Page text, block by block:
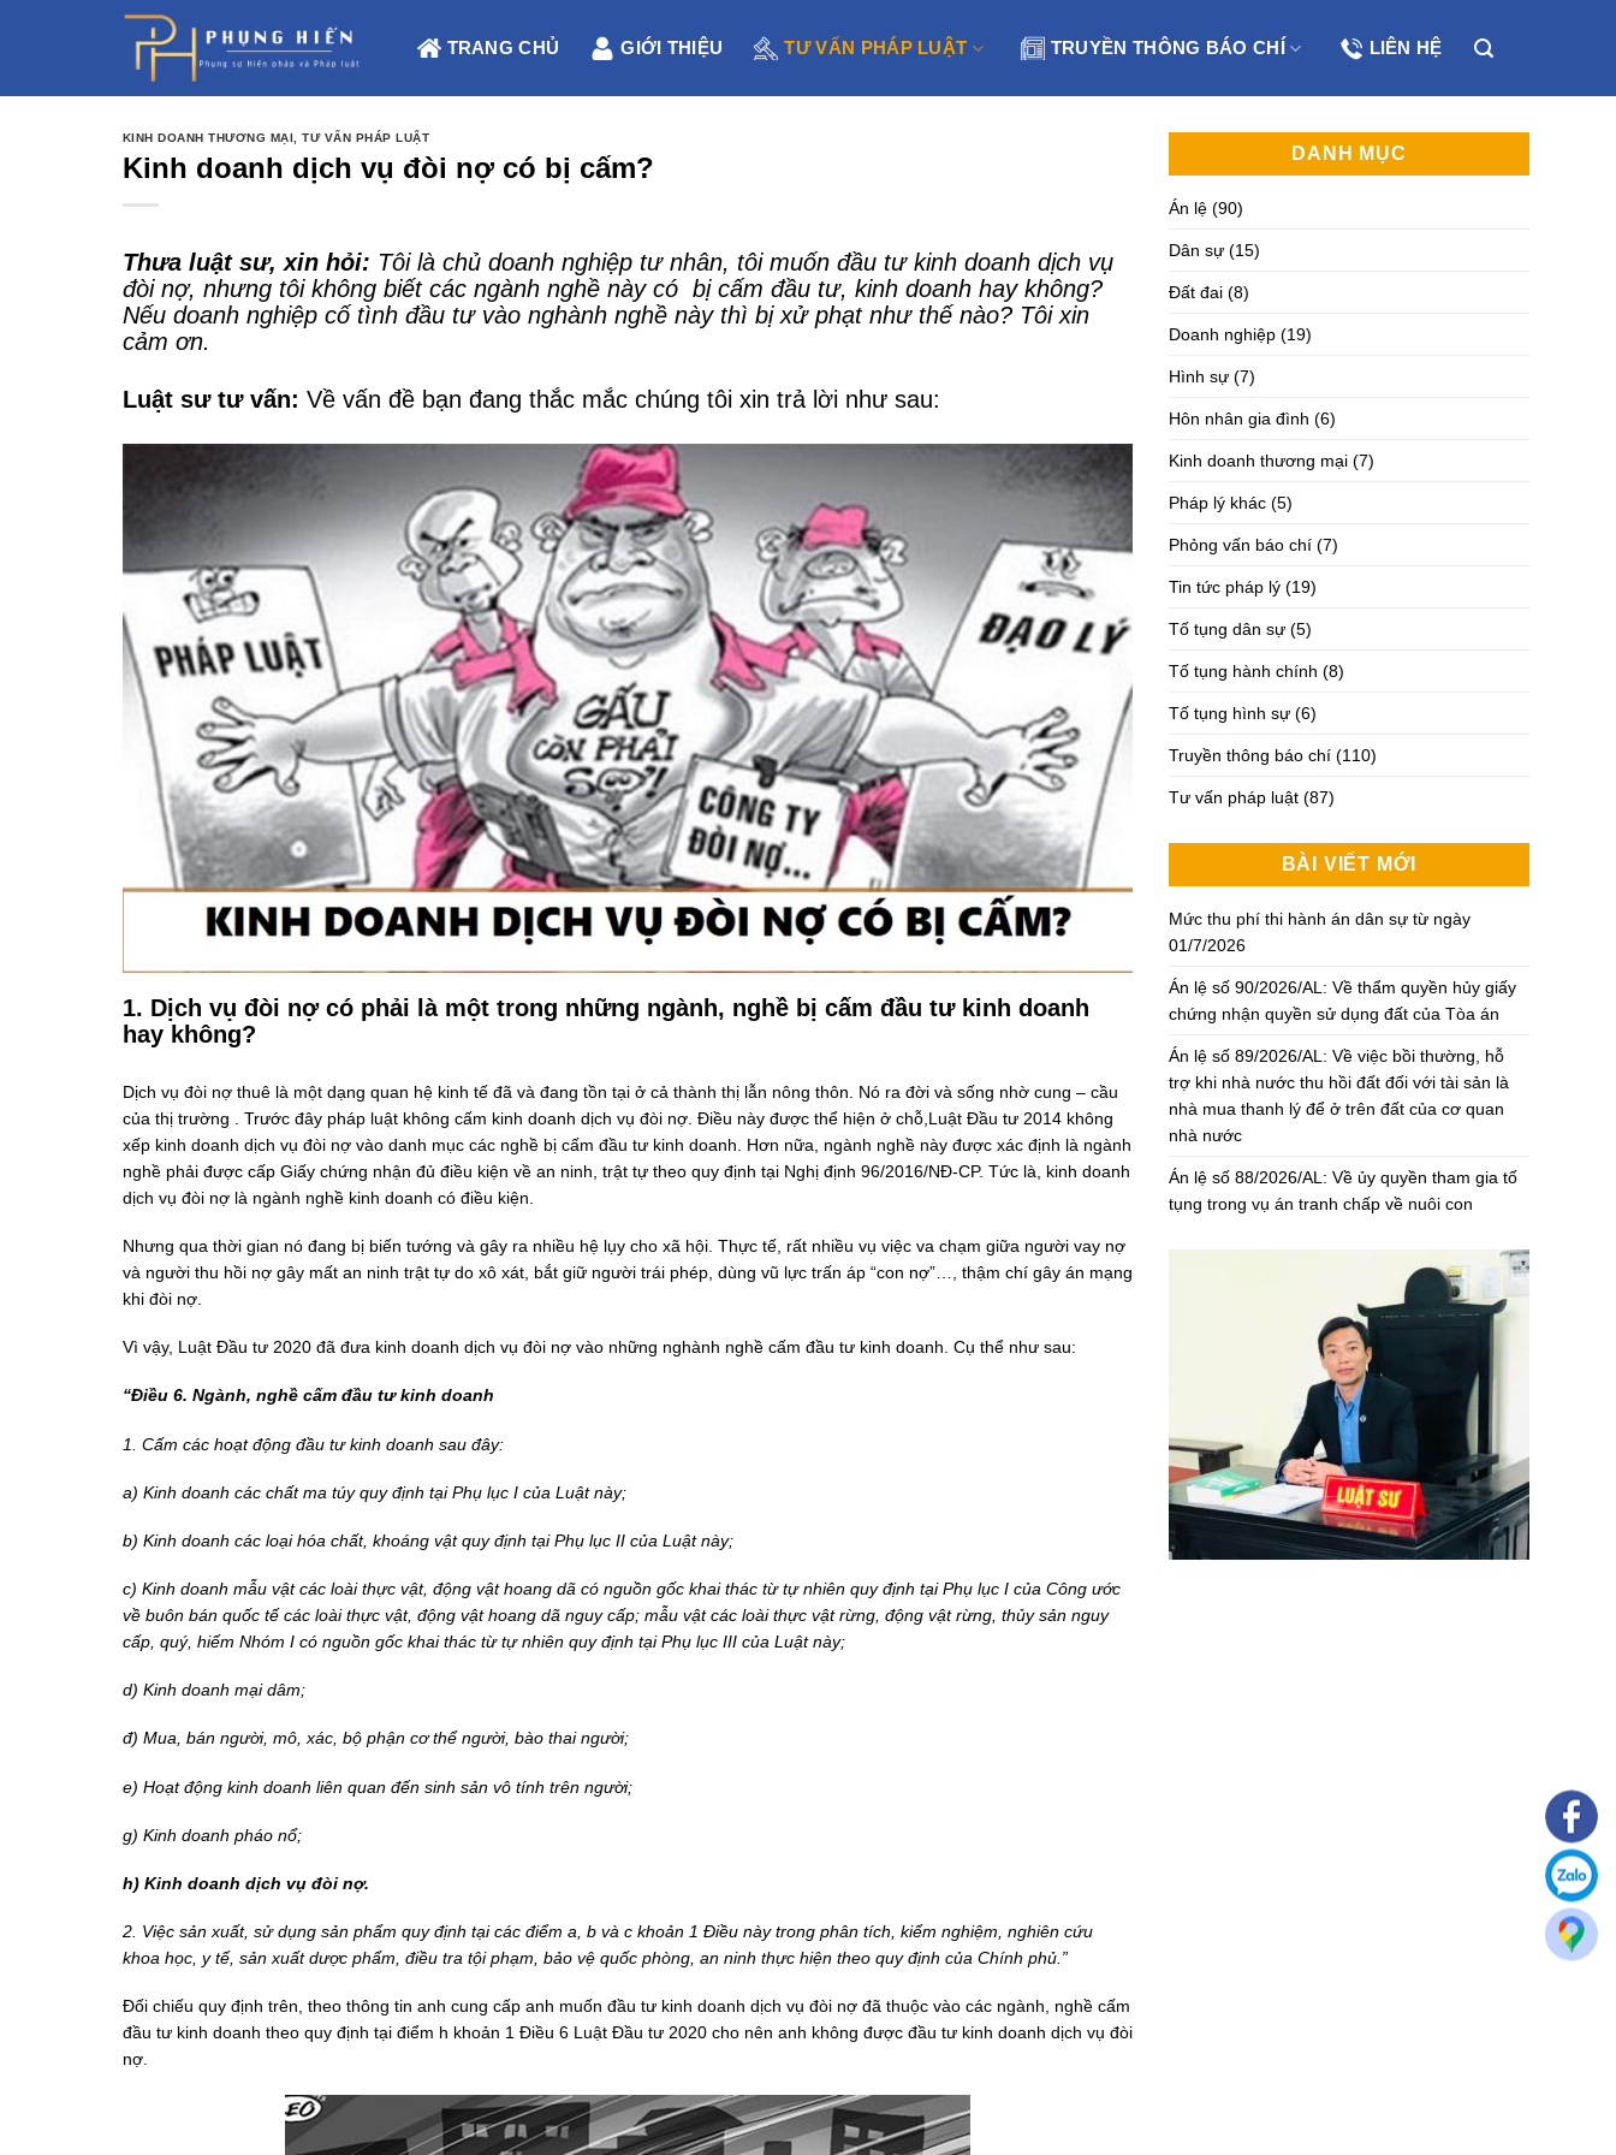
TRANG CHỦ GIỚI THIỆU TƯ VẤN PHÁP LUẬT TRUYỀN THÔNG BÁO CHÍ LIÊN HỆ
KINH DOANH THƯƠNG MẠI ,TƯ VẤN PHÁP LUẬT
Kinh doanh dịch vụ đòi nợ có bị cấm?
Thưa luật sư, xin hỏi: Tôi là chủ doanh nghiệp tư nhân, tôi muốn đầu tư kinh doanh dịch vụ
đòi nợ, nhưng tôi không biết các ngành nghề này có bị cấm đầu tư, kinh doanh hay không?
Nếu doanh nghiệp cố tình đầu tư vào nghành nghề này thì bị xử phạt như thế nào? Tôi xin
cảm ơn.
Luật sư tư vấn: Về vấn đề bạn đang thắc mắc chúng tôi xin trả lời như sau:
1. Dịch vụ đòi nợ có phải là một trong những ngành, nghề bị cấm đầu tư kinh doanh
hay không?
Dịch vụ đòi nợ thuê là một dạng quan hệ kinh tế đã và đang tồn tại ở cả thành thị lẫn nông thôn. Nó ra đời và sống nhờ cung – cầu
của thị trường . Trước đây pháp luật không cấm kinh doanh dịch vụ đòi nợ. Điều này được thể hiện ở chỗ,Luật Đầu tư 2014 không
xếp kinh doanh dịch vụ đòi nợ vào danh mục các nghề bị cấm đầu tư kinh doanh. Hơn nữa, ngành nghề này được xác định là ngành
nghề phải được cấp Giấy chứng nhận đủ điều kiện về an ninh, trật tự theo quy định tại Nghị định 96/2016/NĐ-CP. Tức là, kinh doanh
dịch vụ đòi nợ là ngành nghề kinh doanh có điều kiện.
Nhưng qua thời gian nó đang bị biến tướng và gây ra nhiều hệ lụy cho xã hội. Thực tế, rất nhiều vụ việc va chạm giữa người vay nợ
và người thu hồi nợ gây mất an ninh trật tự do xô xát, bắt giữ người trái phép, dùng vũ lực trấn áp “con nợ”…, thậm chí gây án mạng
khi đòi nợ.
Vì vậy, Luật Đầu tư 2020 đã đưa kinh doanh dịch vụ đòi nợ vào những nghành nghề cấm đầu tư kinh doanh. Cụ thể như sau:
“Điều 6. Ngành, nghề cấm đầu tư kinh doanh
1. Cấm các hoạt động đầu tư kinh doanh sau đây:
a) Kinh doanh các chất ma túy quy định tại Phụ lục I của Luật này;
b) Kinh doanh các loại hóa chất, khoáng vật quy định tại Phụ lục II của Luật này;
c) Kinh doanh mẫu vật các loài thực vật, động vật hoang dã có nguồn gốc khai thác từ tự nhiên quy định tại Phụ lục I của Công ước
về buôn bán quốc tế các loài thực vật, động vật hoang dã nguy cấp; mẫu vật các loài thực vật rừng, động vật rừng, thủy sản nguy
cấp, quý, hiếm Nhóm I có nguồn gốc khai thác từ tự nhiên quy định tại Phụ lục III của Luật này;
d) Kinh doanh mại dâm;
đ) Mua, bán người, mô, xác, bộ phận cơ thể người, bào thai người;
e) Hoạt động kinh doanh liên quan đến sinh sản vô tính trên người;
g) Kinh doanh pháo nổ;
h) Kinh doanh dịch vụ đòi nợ.
2. Việc sản xuất, sử dụng sản phẩm quy định tại các điểm a, b và c khoản 1 Điều này trong phân tích, kiểm nghiệm, nghiên cứu
khoa học, y tế, sản xuất dược phẩm, điều tra tội phạm, bảo vệ quốc phòng, an ninh thực hiện theo quy định của Chính phủ.”
Đối chiếu quy định trên, theo thông tin anh cung cấp anh muốn đầu tư kinh doanh dịch vụ đòi nợ đã thuộc vào các ngành, nghề cấm
đầu tư kinh doanh theo quy định tại điểm h khoản 1 Điều 6 Luật Đầu tư 2020 cho nên anh không được đầu tư kinh doanh dịch vụ đòi
nợ.
DANH MỤC
Án lệ (90)
Dân sự (15)
Đất đai (8)
Doanh nghiệp (19)
Hình sự (7)
Hôn nhân gia đình (6)
Kinh doanh thương mại (7)
Pháp lý khác (5)
Phỏng vấn báo chí (7)
Tin tức pháp lý (19)
Tố tụng dân sự (5)
Tố tụng hành chính (8)
Tố tụng hình sự (6)
Truyền thông báo chí (110)
Tư vấn pháp luật (87)
BÀI VIẾT MỚI
Mức thu phí thi hành án dân sự từ ngày
01/7/2026
Án lệ số 90/2026/AL: Về thẩm quyền hủy giấy
chứng nhận quyền sử dụng đất của Tòa án
Án lệ số 89/2026/AL: Về việc bồi thường, hỗ
trợ khi nhà nước thu hồi đất đối với tài sản là
nhà mua thanh lý để ở trên đất của cơ quan
nhà nước
Án lệ số 88/2026/AL: Về ủy quyền tham gia tố
tụng trong vụ án tranh chấp về nuôi con